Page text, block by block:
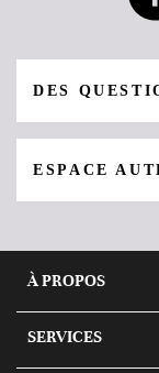
DES
ESPACE
À PROPOS
SERVICES